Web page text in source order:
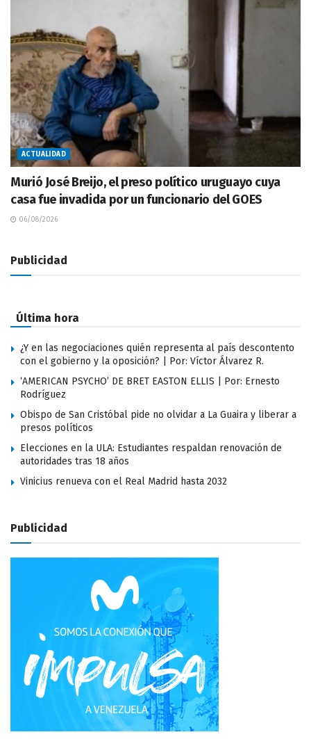
ACTUALIDAD
Murió José Breijo, el preso político uruguayo cuya
casa fue invadida por un funcionario del GOES
06/08/2026
Publicidad
Última hora
¿Y en las negociaciones quién representa al país descontento
con el gobierno y la oposición? | Por: Víctor Álvarez R.
‘AMERICAN PSYCHO’ DE BRET EASTON ELLIS | Por: Ernesto
Rodríguez
Obispo de San Cristóbal pide no olvidar a La Guaira y liberar a
presos políticos
Elecciones en la ULA: Estudiantes respaldan renovación de
autoridades tras 18 años
Vinicius renueva con el Real Madrid hasta 2032
Publicidad